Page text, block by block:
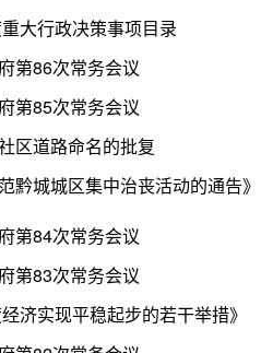
大行政决策事项目录
第86次常务会议
第85次常务会议
区道路命名的批复
黔城城区集中治丧活动的通告》
第84次常务会议
第83次常务会议
济实现平稳起步的若干举措》